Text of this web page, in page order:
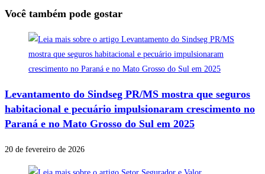
Você também pode gostar
Levantamento do Sindseg PR/MS mostra que seguros
habitacional e pecuário impulsionaram crescimento no
Paraná e no Mato Grosso do Sul em 2025
20 de fevereiro de 2026